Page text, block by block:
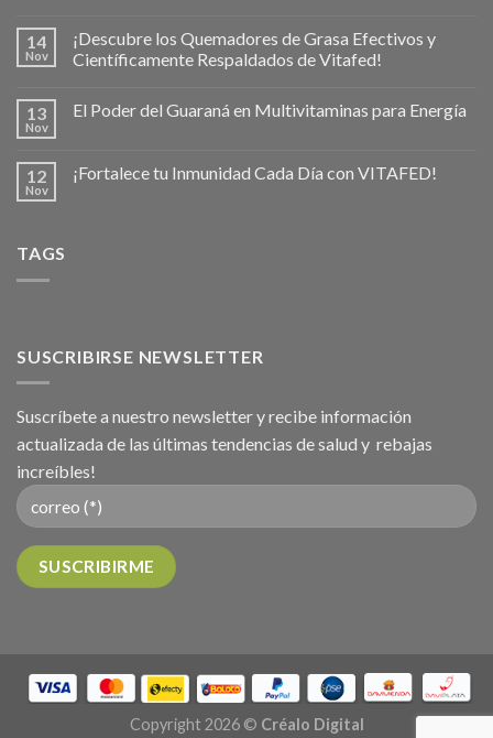
14
Nov
¡Descubre los Quemadores de Grasa Efectivos y
Científicamente Respaldados de Vitafed!
13
Nov
El Poder del Guaraná en Multivitaminas para Energía
12
Nov
¡Fortalece tu Inmunidad Cada Día con VITAFED!
TAGS
SUSCRIBIRSE NEWSLETTER
Suscríbete a nuestro newsletter y recibe información
actualizada de las últimas tendencias de salud y rebajas
increíbles!
Copyright 2026 © Créalo Digital